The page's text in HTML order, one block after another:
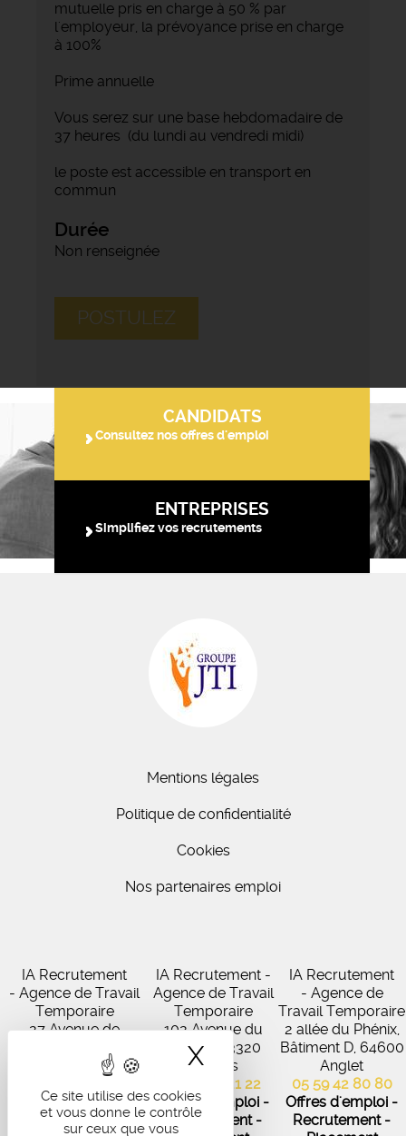
Ce site utilise des cookies
et vous donne le contrôle
sur ceux que vous
X Masquer le
mutuelle pris en charge à 50 % par
l'employeur, la prévoyance prise en charge
à 100%
Prime annuelle
Vous serez sur une base hebdomadaire de
37 heures (du lundi au vendredi midi)
le poste est accessible en transport en
commun
Durée
Non renseignée
POSTULEZ
CANDIDATS
Consultez nos offres d'emploi
ENTREPRISES
Simplifiez vos recrutements
Mentions légales
Politique de confidentialité
Cookies
Nos partenaires emploi
IA Recrutement
- Agence de Travail
Temporaire
27 Avenue de
Artigues-près-
05 56 67 48 57
Offres d'emploi -
IA Recrutement -
Agence de Travail
Temporaire
102 Avenue du
Médoc, 33320
Eysines
05 56 45 21 22
Offres d'emploi -
Recrutement -
IA Recrutement
- Agence de
Travail Temporaire
2 allée du Phénix,
Bâtiment D, 64600
Anglet
05 59 42 80 80
Offres d'emploi -
Recrutement -